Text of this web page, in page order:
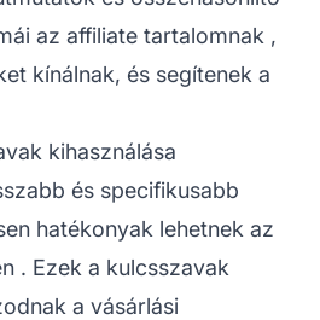
az affiliate tartalomnak ,
kínálnak, és segítenek a
kihasználása
és specifikusabb
hatékonyak lehetnek az
. Ezek a kulcsszavak
a vásárlási